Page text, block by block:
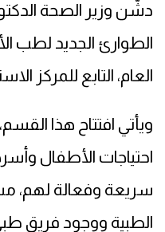
دشّن وزير الصحة
الطوارئ الجديد لطب
العام، التابع للمركز
ويأتي افتتاح هذا
احتياجات الأطفال
سريعة وفعالة لهم،
الطبية ووجود فريق